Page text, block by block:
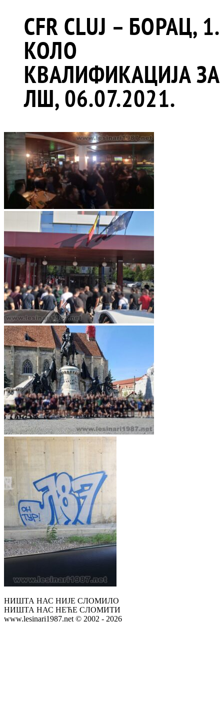
CFR CLUJ – БОРАЦ, 1.
КОЛО
КВАЛИФИКАЦИЈА ЗА
ЛШ, 06.07.2021.
НИШТА НАС НИЈЕ СЛОМИЛО
НИШТА НАС НЕЋЕ СЛОМИТИ
www.lesinari1987.net © 2002 - 2026